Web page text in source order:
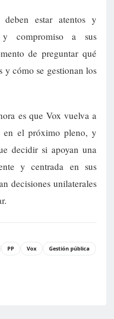
estar atentos y
y compromiso a sus
de preguntar qué
y cómo se gestionan los
es que Vox vuelva a
en el próximo pleno, y
decidir si apoyan una
y centrada en sus
decisiones unilaterales
PP Vox Gestión pública